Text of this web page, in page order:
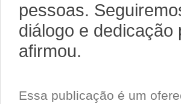
pessoas.
diálogo e
afirmou.
Essa publicação é um